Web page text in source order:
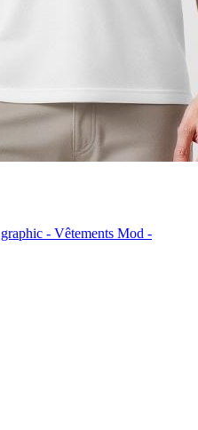
- Vêtements Mod -